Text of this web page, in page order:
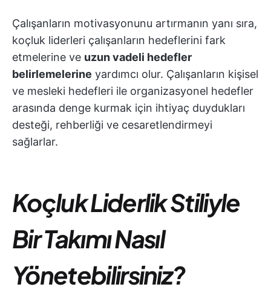
Çalışanların motivasyonunu artırmanın yanı sıra,
koçluk liderleri çalışanların hedeflerini fark
etmelerine ve uzun vadeli hedefler
belirlemelerine yardımcı olur. Çalışanların kişisel
ve mesleki hedefleri ile organizasyonel hedefler
arasında denge kurmak için ihtiyaç duydukları
desteği, rehberliği ve cesaretlendirmeyi
sağlarlar.
Koçluk Liderlik Stiliyle
Bir Takımı Nasıl
Yönetebilirsiniz?